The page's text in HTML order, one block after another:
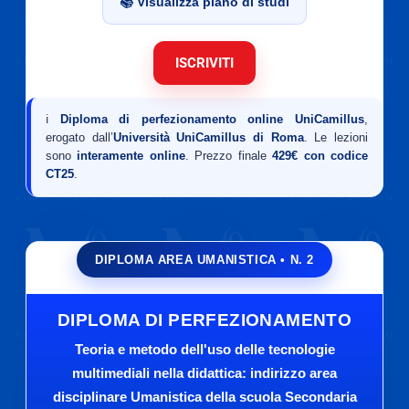
ISCRIVITI
ℹ️ Diploma di perfezionamento online UniCamillus,
erogato dall’Università UniCamillus di Roma. Le lezioni
sono interamente online. Prezzo finale429€ con codice
CT25.
DIPLOMA AREA UMANISTICA • N. 2
DIPLOMA DI PERFEZIONAMENTO
Teoria e metodo dell'uso delle tecnologie
multimediali nella didattica: indirizzo area
disciplinare Umanistica della scuola Secondaria